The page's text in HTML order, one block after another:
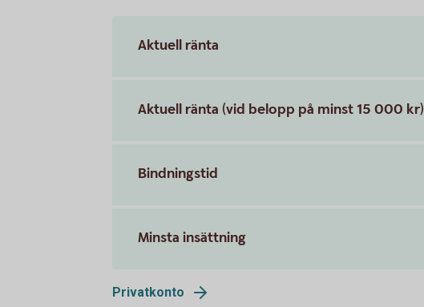
Aktuell ränta
Aktuell ränta (vid belopp på minst 15 000 kr)
Bindningstid
Minsta insättning
Privatkonto